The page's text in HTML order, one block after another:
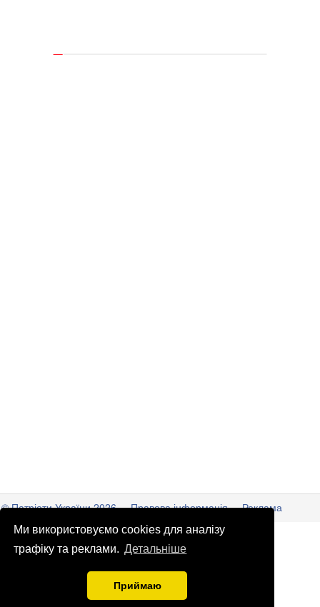
Ми використовуємо cookies для аналізу
трафіку та реклами. Детальніше
Приймаю
© Патріоти України 2026 Правова інформація
Реклама
info@patrioty.org.ua